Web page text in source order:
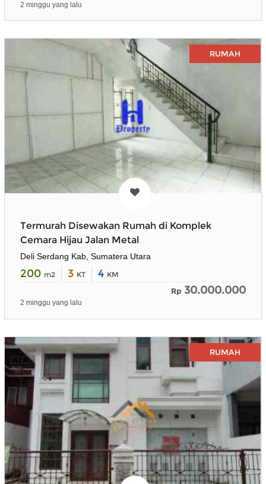
2 minggu yang lalu
RUMAH
Termurah Disewakan Rumah di Komplek
Cemara Hijau Jalan Metal
Deli Serdang Kab, Sumatera Utara
200 m2 3 KT 4 KM
Rp 30.000.000
2 minggu yang lalu
RUMAH